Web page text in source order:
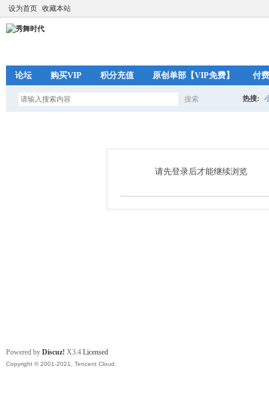
设为首页 收藏本站
论坛 购买VIP 积分充值 原创单部【VIP免费】 付
搜索
索
热搜:
请先登录后才能继续浏览
Powered by Discuz! X3.4 Licensed
Copyright © 2001-2021, Tencent Cloud.